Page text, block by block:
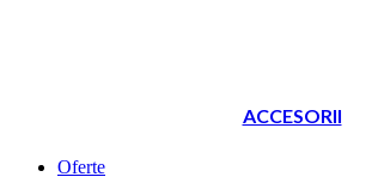
ACCESORII
Oferte